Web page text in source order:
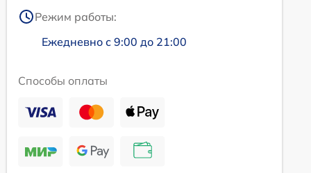
Режим работы:
Ежедневно с 9:00 до 21:00
Способы оплаты